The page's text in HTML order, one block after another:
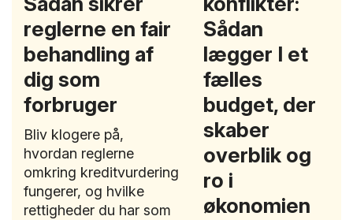
reglerne en fair
behandling af
dig som
forbruger
Bliv klogere på,
hvordan reglerne
omkring kreditvurdering
fungerer, og hvilke
rettigheder du har som
Sådan
lægger I et
fælles
budget, der
skaber
overblik og
ro i
økonomien